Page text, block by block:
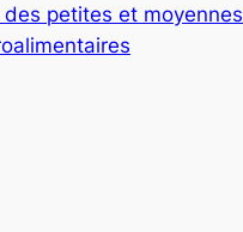
petites et moyennes